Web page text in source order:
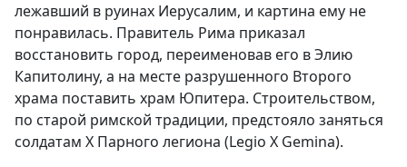
лежавший в руинах Иерусалим, и картина ему не
понравилась. Правитель Рима приказал
восстановить город, переименовав его в Элию
Капитолину, а на месте разрушенного Второго
храма поставить храм Юпитера. Строительством,
по старой римской традиции, предстояло заняться
солдатам X Парного легиона (Legio X Gemina).